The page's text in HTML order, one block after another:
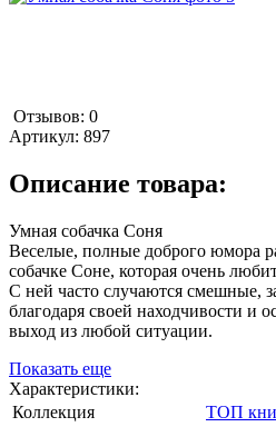
Отзывов: 0
Артикул: 897
Описание товара:
Умная собачка Соня
Веселые, полные доброго юмора
собачке Соне, которая очень
С ней часто случаются смешные,
благодаря своей находчивости и
выход из любой ситуации.
Показать еще
Характеристики:
Коллекция
ТОП